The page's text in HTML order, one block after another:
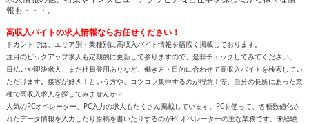
報も・・・。
高収入バイトの求人情報ならお任せください！
ドカントでは、エリア別・業種別に高収入バイト情報を幅広く掲載しております。
注目のピックアップ求人も定期的に更新して参りますので、是非チェックしてみてください。
日払いや即決求人、また社員登用ありなど、働き方・目的に合わせて高収入バイトを検索してい
ただけます。接客が好き！という方や、コツコツ集中するのが得意！等、自分の長所にあった業
種で高収入求人を探してみませんか？
人気のPCオペレーター、PC入力の求人もたくさん掲載しています。PCを使って、各種数値化さ
れたデータ情報を入力したり原稿を書いたりするのがPCオペレーターの主な業務です。未経験